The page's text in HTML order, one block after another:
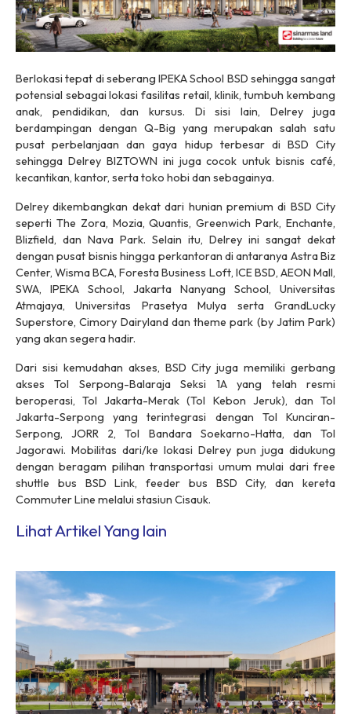
Berlokasi tepat di seberang IPEKA School BSD sehingga sangat
potensial sebagai lokasi fasilitas retail, klinik, tumbuh kembang
anak, pendidikan, dan kursus. Di sisi lain, Delrey juga
berdampingan dengan Q-Big yang merupakan salah satu
pusat perbelanjaan dan gaya hidup terbesar di BSD City
sehingga Delrey BIZTOWN ini juga cocok untuk bisnis café,
kecantikan, kantor, serta toko hobi dan sebagainya.
Delrey dikembangkan dekat dari hunian premium di BSD City
seperti The Zora, Mozia, Quantis, Greenwich Park, Enchante,
Blizfield, dan Nava Park. Selain itu, Delrey ini sangat dekat
dengan pusat bisnis hingga perkantoran di antaranya Astra Biz
Center, Wisma BCA, Foresta Business Loft, ICE BSD, AEON Mall,
SWA, IPEKA School, Jakarta Nanyang School, Universitas
Atmajaya, Universitas Prasetya Mulya serta GrandLucky
Superstore, Cimory Dairyland dan theme park (by Jatim Park)
yang akan segera hadir.
Dari sisi kemudahan akses, BSD City juga memiliki gerbang
akses Tol Serpong-Balaraja Seksi 1A yang telah resmi
beroperasi, Tol Jakarta-Merak (Tol Kebon Jeruk), dan Tol
Jakarta-Serpong yang terintegrasi dengan Tol Kunciran-
Serpong, JORR 2, Tol Bandara Soekarno-Hatta, dan Tol
Jagorawi. Mobilitas dari/ke lokasi Delrey pun juga didukung
dengan beragam pilihan transportasi umum mulai dari free
shuttle bus BSD Link, feeder bus BSD City, dan kereta
Commuter Line melalui stasiun Cisauk.
Lihat Artikel Yang lain